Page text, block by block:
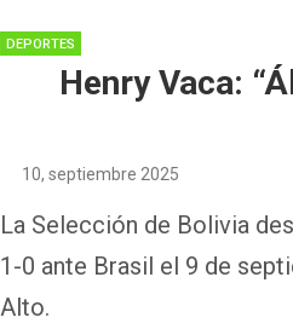
DEPORTES
Henry Vaca:
10, septiembre 2025
La Selección de Bolivia
1-0 ante Brasil el 9 de
Alto.